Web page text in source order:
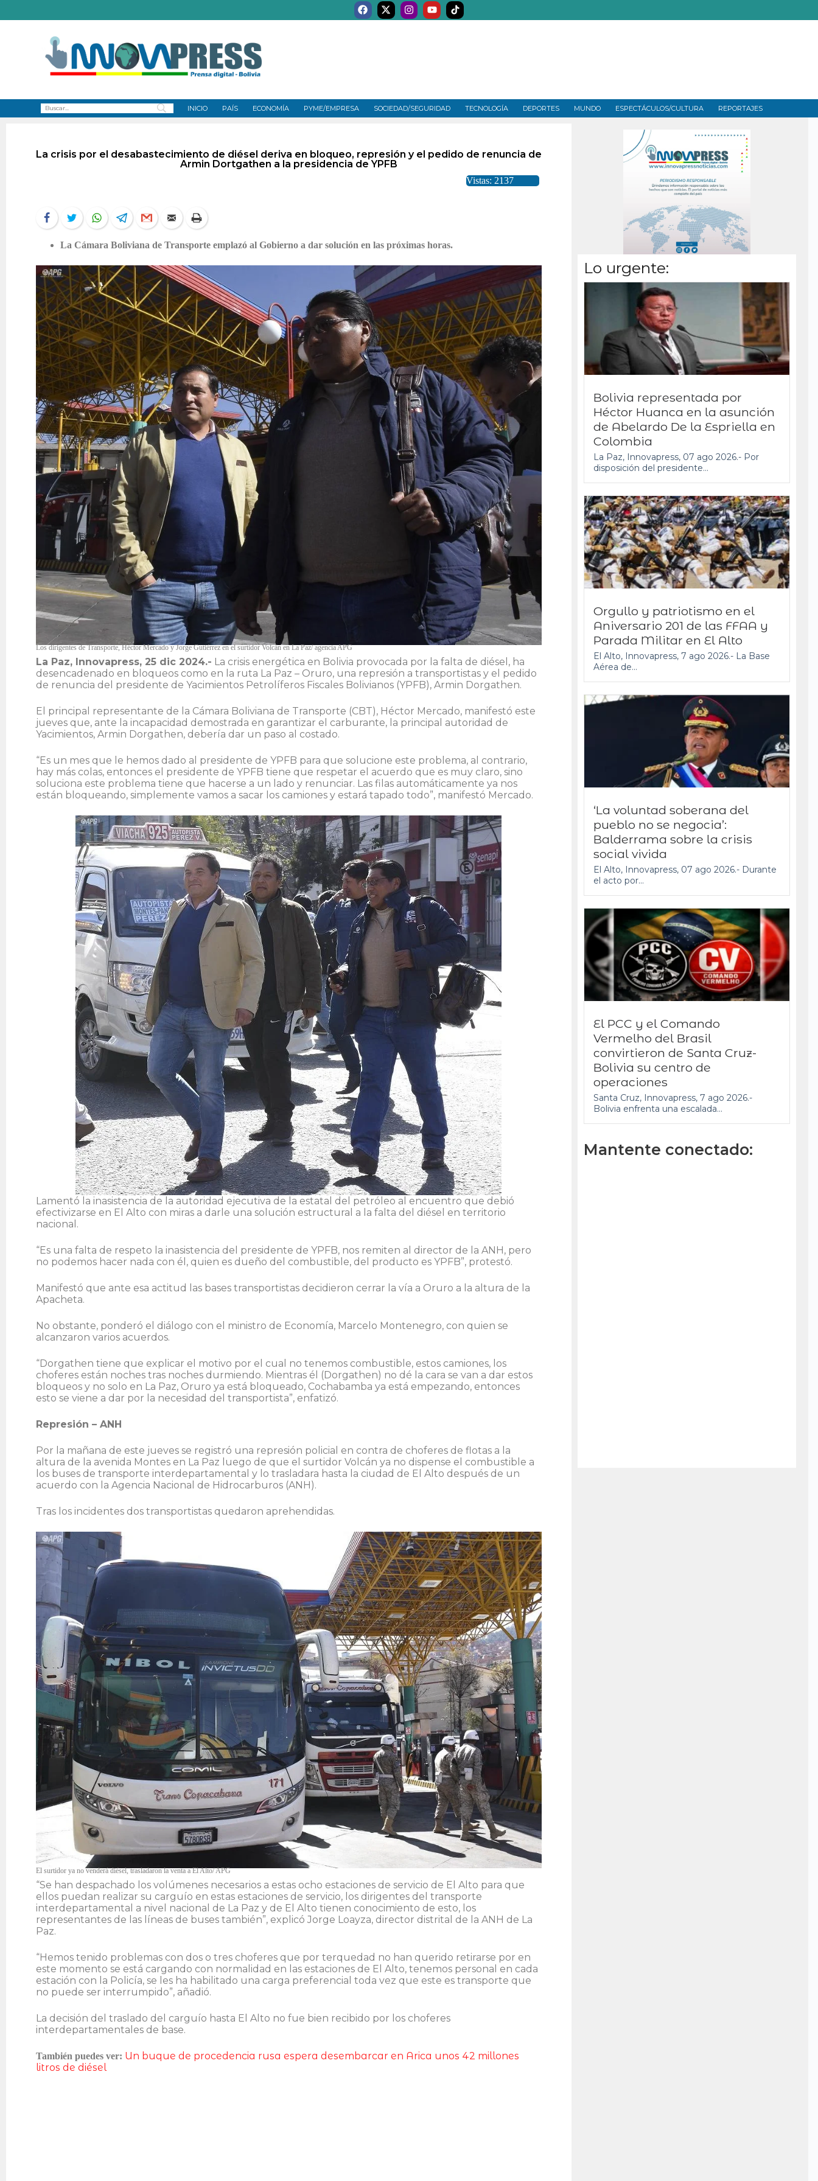
INICIO PAÍS ECONOMÍA PYME/EMPRESA SOCIEDAD/SEGURIDAD TECNOLOGÍA DEPORTES MUNDO ESPECTÁCULOS/CULTURA REPORTAJES
La crisis por el desabastecimiento de diésel deriva en bloqueo, represión y el pedido de renuncia de
Armin Dortgathen a la presidencia de YPFB
Vistas: 2137
La Cámara Boliviana de Transporte emplazó al Gobierno a dar solución en las próximas horas.
Los dirigentes de Transporte, Héctor Mercado y Jorge Gutiérrez en el surtidor Volcán en La Paz/ agencia APG
La Paz, Innovapress, 25 dic 2024.- La crisis energética en Bolivia provocada por la falta de diésel, ha
desencadenado en bloqueos como en la ruta La Paz – Oruro, una represión a transportistas y el pedido
de renuncia del presidente de Yacimientos Petrolíferos Fiscales Bolivianos (YPFB), Armin Dorgathen.
El principal representante de la Cámara Boliviana de Transporte (CBT), Héctor Mercado, manifestó este
jueves que, ante la incapacidad demostrada en garantizar el carburante, la principal autoridad de
Yacimientos, Armin Dorgathen, debería dar un paso al costado.
“Es un mes que le hemos dado al presidente de YPFB para que solucione este problema, al contrario,
hay más colas, entonces el presidente de YPFB tiene que respetar el acuerdo que es muy claro, sino
soluciona este problema tiene que hacerse a un lado y renunciar. Las filas automáticamente ya nos
están bloqueando, simplemente vamos a sacar los camiones y estará tapado todo”, manifestó Mercado.
Lamentó la inasistencia de la autoridad ejecutiva de la estatal del petróleo al encuentro que debió
efectivizarse en El Alto con miras a darle una solución estructural a la falta del diésel en territorio
nacional.
“Es una falta de respeto la inasistencia del presidente de YPFB, nos remiten al director de la ANH, pero
no podemos hacer nada con él, quien es dueño del combustible, del producto es YPFB”, protestó.
Manifestó que ante esa actitud las bases transportistas decidieron cerrar la vía a Oruro a la altura de la
Apacheta.
No obstante, ponderó el diálogo con el ministro de Economía, Marcelo Montenegro, con quien se
alcanzaron varios acuerdos.
“Dorgathen tiene que explicar el motivo por el cual no tenemos combustible, estos camiones, los
choferes están noches tras noches durmiendo. Mientras él (Dorgathen) no dé la cara se van a dar estos
bloqueos y no solo en La Paz, Oruro ya está bloqueado, Cochabamba ya está empezando, entonces
esto se viene a dar por la necesidad del transportista”, enfatizó.
Represión – ANH
Por la mañana de este jueves se registró una represión policial en contra de choferes de flotas a la
altura de la avenida Montes en La Paz luego de que el surtidor Volcán ya no dispense el combustible a
los buses de transporte interdepartamental y lo trasladara hasta la ciudad de El Alto después de un
acuerdo con la Agencia Nacional de Hidrocarburos (ANH).
Tras los incidentes dos transportistas quedaron aprehendidas.
El surtidor ya no venderá diésel, trasladaron la venta a El Alto/ APG
“Se han despachado los volúmenes necesarios a estas ocho estaciones de servicio de El Alto para que
ellos puedan realizar su carguío en estas estaciones de servicio, los dirigentes del transporte
interdepartamental a nivel nacional de La Paz y de El Alto tienen conocimiento de esto, los
representantes de las líneas de buses también”, explicó Jorge Loayza, director distrital de la ANH de La
Paz.
“Hemos tenido problemas con dos o tres choferes que por terquedad no han querido retirarse por en
este momento se está cargando con normalidad en las estaciones de El Alto, tenemos personal en cada
estación con la Policía, se les ha habilitado una carga preferencial toda vez que este es transporte que
no puede ser interrumpido”, añadió.
La decisión del traslado del carguío hasta El Alto no fue bien recibido por los choferes
interdepartamentales de base.
También puedes ver: Un buque de procedencia rusa espera desembarcar en Arica unos 42 millones
litros de diésel
Lo urgente:
Bolivia representada por
Héctor Huanca en la asunción
de Abelardo De la Espriella en
Colombia
La Paz, Innovapress, 07 ago 2026.- Por
disposición del presidente...
Orgullo y patriotismo en el
Aniversario 201 de las FFAA y
Parada Militar en El Alto
El Alto, Innovapress, 7 ago 2026.- La Base
Aérea de...
‘La voluntad soberana del
pueblo no se negocia’:
Balderrama sobre la crisis
social vivida
El Alto, Innovapress, 07 ago 2026.- Durante
el acto por...
El PCC y el Comando
Vermelho del Brasil
convirtieron de Santa Cruz-
Bolivia su centro de
operaciones
Santa Cruz, Innovapress, 7 ago 2026.-
Bolivia enfrenta una escalada...
Mantente conectado: